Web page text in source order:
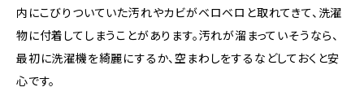
内にこびりついていた汚れやカビがベロベロと取れてきて、洗濯
物に付着してしまうことがあります。汚れが溜まっていそうなら、
最初に洗濯機を綺麗にするか、空まわしをするなどしておくと安
心です。